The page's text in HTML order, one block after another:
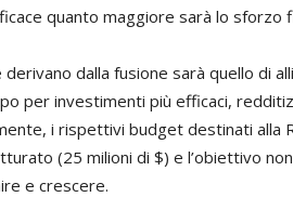
quanto maggiore sarà lo sforzo
dalla fusione sarà quello di
per investimenti più efficaci,
i rispettivi budget destinati alla
(25 milioni di $) e l’obiettivo
e crescere.